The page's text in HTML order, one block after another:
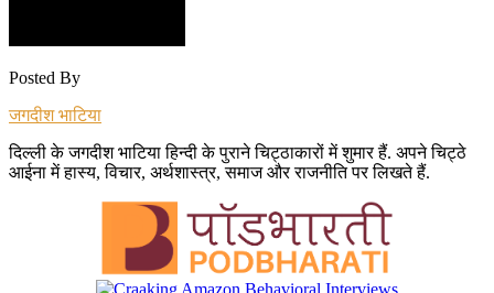
Posted By
जगदीश भाटिया
दिल्ली के जगदीश भाटिया हिन्दी के पुराने चिट्ठाकारों में शुमार हैं. अपने चिट्ठे
आईना में हास्य, विचार, अर्थशास्त्र, समाज और राजनीति पर लिखते हैं.